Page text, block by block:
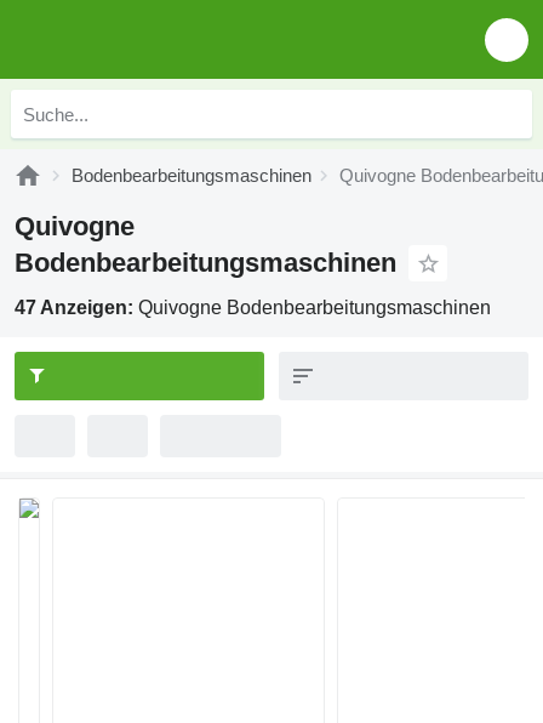
Bodenbearbeitungsmaschinen Quivogne
Quivogne
Bodenbearbeitungsmaschinen
47 Anzeigen: Quivogne Bodenbearbeitungsmaschinen